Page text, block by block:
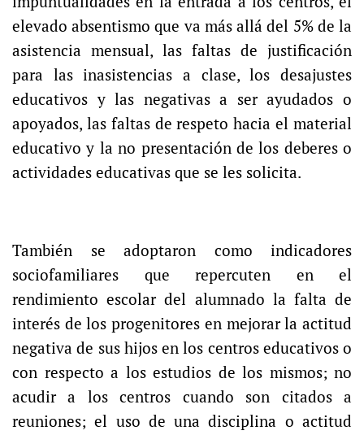
elevado absentismo que va más allá del 5% de la
asistencia mensual, las faltas de justificación
para las inasistencias a clase, los desajustes
educativos y las negativas a ser ayudados o
apoyados, las faltas de respeto hacia el material
educativo y la no presentación de los deberes o
actividades educativas que se les solicita.
También se adoptaron como indicadores
sociofamiliares que repercuten en el
rendimiento escolar del alumnado la falta de
interés de los progenitores en mejorar la actitud
negativa de sus hijos en los centros educativos o
con respecto a los estudios de los mismos; no
acudir a los centros cuando son citados a
reuniones; el uso de una disciplina o actitud